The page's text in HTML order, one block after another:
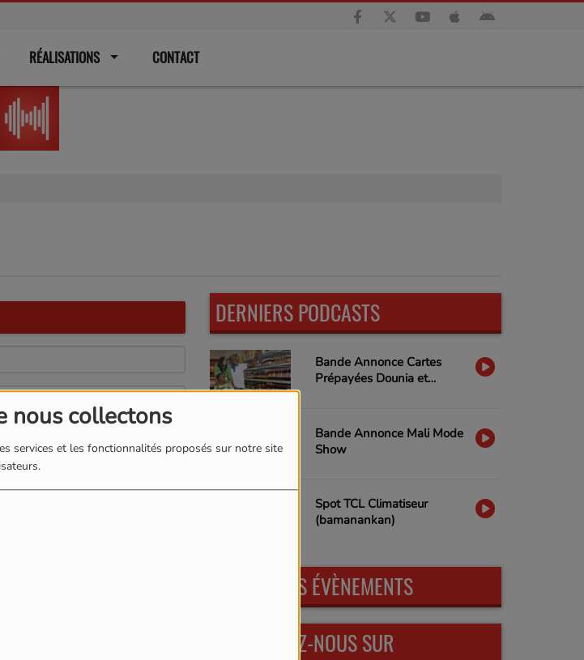
nous collectons
services et les fonctionnalités proposés sur notre site
RÉALISATIONS CONTACT
(L’email est obligatoire )
(Le mot de passe est obligatoire)
DERNIERS PODCASTS
Bande Annonce Cartes
Prépayées Dounia et
Bande Annonce Mali Mode
Show
Spot TCL Climatiseur
(bamanankan)
PROCHAINS ÉVÈNEMENTS
RETROUVEZ-NOUS SUR